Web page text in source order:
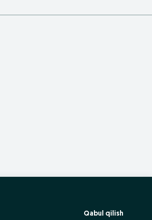
Qabul qilish